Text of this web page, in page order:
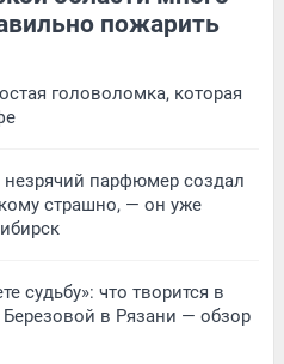
пожарить
головоломка, которая
незрячий парфюмер создал
страшно, — он уже
судьбу»: что творится в
в Рязани — обзор